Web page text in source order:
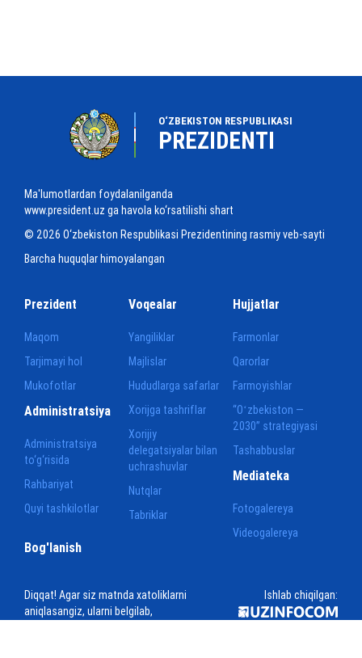
O‘ZBEKISTON RESPUBLIKASI
PREZIDENTI
Ma'lumotlardan foydalanilganda
www.president.uz ga havola ko‘rsatilishi shart
© 2026 O‘zbekiston Respublikasi Prezidentining rasmiy veb-sayti
Barcha huquqlar himoyalangan
Prezident
Maqom
Tarjimayi hol
Mukofotlar
Voqealar
Yangiliklar
Majlislar
Hududlarga safarlar
Xorijga tashriflar
Xorijiy
delegatsiyalar bilan
uchrashuvlar
Nutqlar
Tabriklar
Hujjatlar
Farmonlar
Qarorlar
Farmoyishlar
“Oʻzbekiston —
2030” strategiyasi
Tashabbuslar
Administratsiya
Administratsiya
to‘g‘risida
Rahbariyat
Quyi tashkilotlar
Mediateka
Fotogalereya
Videogalereya
Bog'lanish
Diqqat! Agar siz matnda xatoliklarni
aniqlasangiz, ularni belgilab,
Ishlab chiqilgan: